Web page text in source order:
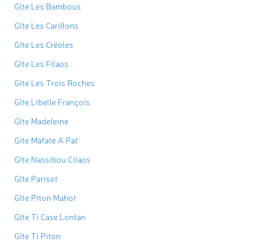
Gîte Les Bambous
Gîte Les Carillons
Gîte Les Créoles
Gîte Les Filaos
Gîte Les Trois Roches
Gîte Libelle François
Gîte Madeleine
Gîte Mafate A Pat'
Gîte Nassibou Cilaos
Gîte Parisot
Gîte Piton Mahot
Gîte Ti Case Lontan
Gîte Ti Piton